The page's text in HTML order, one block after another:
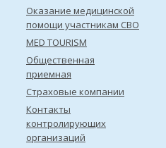
Оказание медицинской
помощи участникам СВО
MED TOURISM
Общественная
приемная
Страховые компании
Контакты
контролирующих
организаций